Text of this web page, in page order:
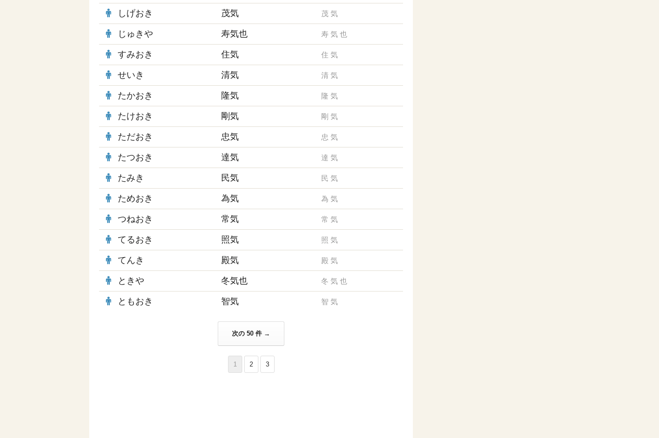
しげおき 茂気 茂 気
じゅきや 寿気也 寿 気 也
すみおき 住気 住 気
せいき 清気 清 気
たかおき 隆気 隆 気
たけおき 剛気 剛 気
ただおき 忠気 忠 気
たつおき 達気 達 気
たみき 民気 民 気
ためおき 為気 為 気
つねおき 常気 常 気
てるおき 照気 照 気
てんき 殿気 殿 気
ときや 冬気也 冬 気 也
ともおき 智気 智 気
次の 50 件 →
1 2 3